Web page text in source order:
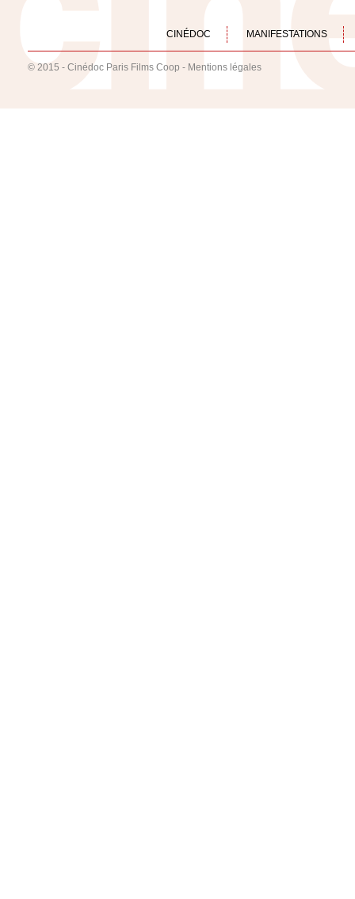
CINÉDOC MANIFESTATIONS
© 2015 - Cinédoc Paris Films Coop - Mentions légales